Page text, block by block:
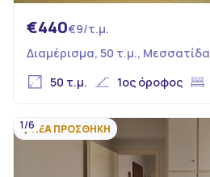
€440€9/τ.μ.
Διαμέρισμα, 50 τ.μ., Μεσσατίδα
50 τ.μ.
1ος όροφος
ΝΕΑ ΠΡΟΣΘΗΚΗ
1/6